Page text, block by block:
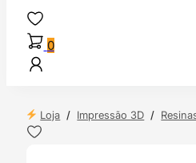
0
Loja / Impressão 3D /